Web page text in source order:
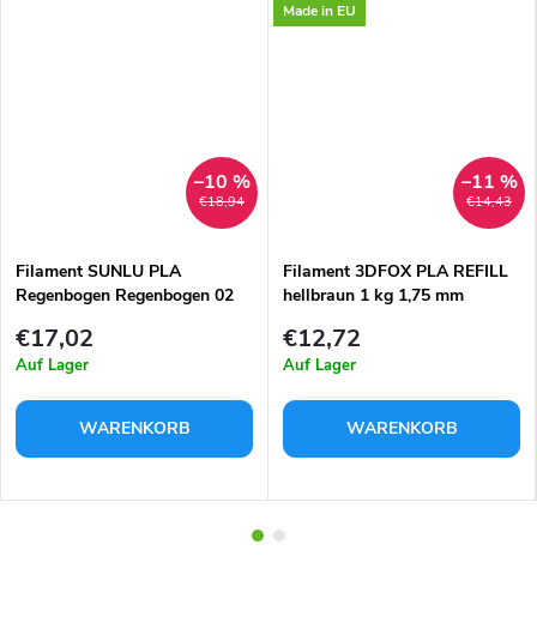
€18,94
–10 %
Filament SUNLU PLA
Regenbogen Regenbogen 02
€17,02
Auf Lager
WARENKORB
Made in EU
€14,43
–11 %
Filament 3DFOX PLA REFILL
hellbraun 1 kg 1,75 mm
€12,72
Auf Lager
WARENKORB